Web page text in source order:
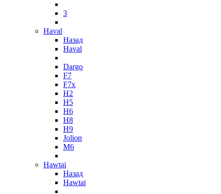
3
Haval
Назад
Haval
Dargo
F7
F7x
H2
H5
H6
H8
H9
Jolion
M6
Hawtai
Назад
Hawtai